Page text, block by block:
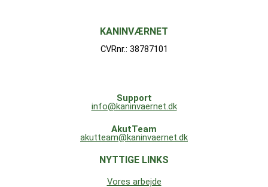
KANINVÆRNET
CVRnr.: 38787101
Support
info@kaninvaernet.dk
AkutTeam
akutteam@kaninvaernet.dk
NYTTIGE LINKS
Vores arbejde